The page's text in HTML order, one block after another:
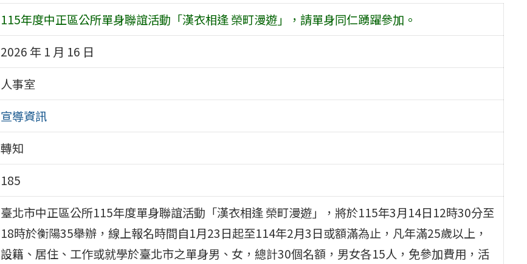
115年度中正區公所單身聯誼活動「漢衣相逢 榮町漫遊」，請單身同仁踴躍參加。
2026 年 1 月 16 日
人事室
宣導資訊
轉知
185
臺北市中正區公所115年度單身聯誼活動「漢衣相逢 榮町漫遊」，將於115年3月14日12時30分至
18時於衡陽35舉辦，線上報名時間自1月23日起至114年2月3日或額滿為止，凡年滿25歲以上，
設籍、居住、工作或就學於臺北市之單身男、女，總計30個名額，男女各15人，免參加費用，活